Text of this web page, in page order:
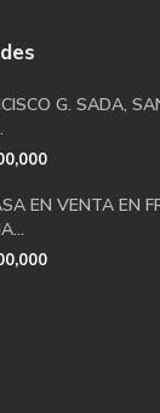
G. SADA,
EN VENTA EN